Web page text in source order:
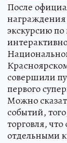
После
экскурсию
совершили
первого
Можно
событий,
торговля,
отдельными